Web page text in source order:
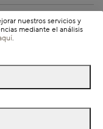
nuestros servicios y
mediante el análisis
.